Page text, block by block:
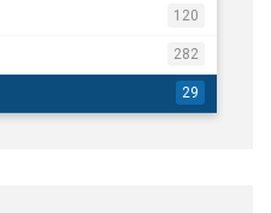
120
282
29